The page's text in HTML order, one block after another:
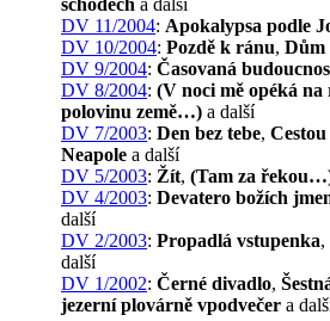
DV 11/2004: Apokalypsa podle
DV 10/2004: Pozdě k ránu, Dům
DV 9/2004: Časovaná
DV 8/2004: (V noci mě opéká
polovinu země…) a další
DV 7/2003: Den bez tebe,
Neapole a další
DV 5/2003: Žít, (Tam za
DV 4/2003: Devatero božích
další
DV 2/2003: Propadlá vstupenka,
další
DV 1/2002: Černé divadlo,
jezerní plovárně vpodvečer a